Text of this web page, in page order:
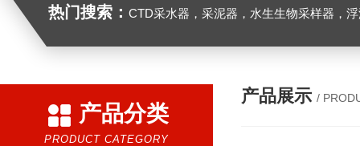
热门搜索： CTD采水器，采泥器，水生生物采样器，浮游生物多联采样网，海洋微塑料采样分析系统，浮游动物扫描分析系统，水下颗粒物和浮游动物图像原位采集系
产品分类
PRODUCT CATEGORY
产品展示 /